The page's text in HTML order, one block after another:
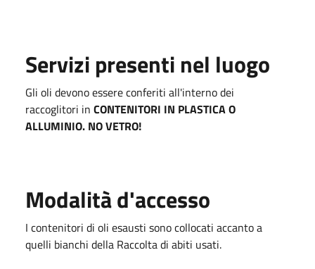
Servizi presenti nel luogo
Gli oli devono essere conferiti all'interno dei
raccoglitori in CONTENITORI IN PLASTICA O
ALLUMINIO. NO VETRO!
Modalità d'accesso
I contenitori di oli esausti sono collocati accanto a
quelli bianchi della Raccolta di abiti usati.